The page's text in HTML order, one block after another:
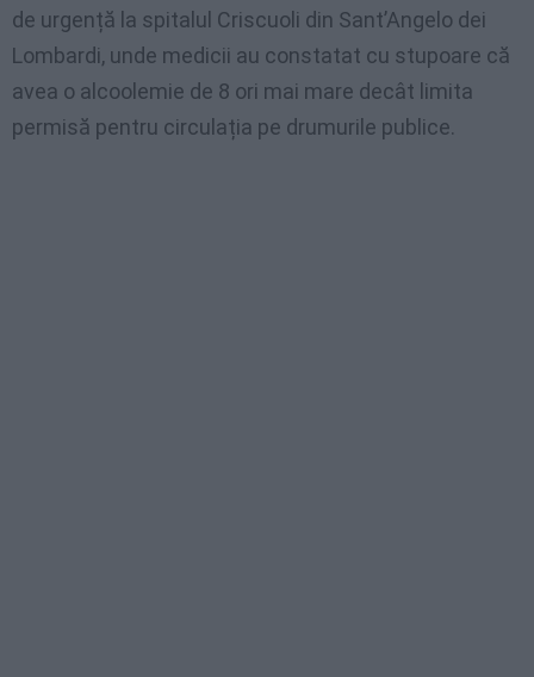
de urgență la spitalul Criscuoli din Sant’Angelo dei
Lombardi, unde medicii au constatat cu stupoare că
avea o alcoolemie de 8 ori mai mare decât limita
permisă pentru circulația pe drumurile publice.